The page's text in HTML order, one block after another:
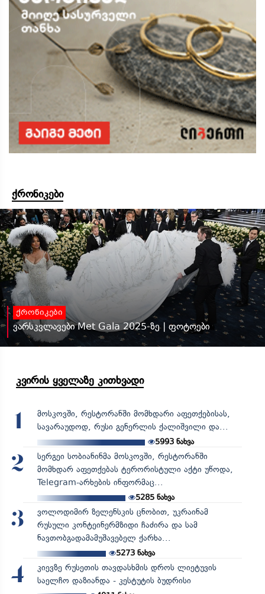
ქრონიკები
ქრონიკები
ვარსკვლავები Met Gala 2025-ზე | ფოტოები
კვირის ყველაზე კითხვადი
1
მოსკოვში, რესტორანში მომხდარი აფეთქებისას,
სავარაუდოდ, რუსი გენერლის ქალიშვილი და...
5993 ნახვა
2
სერგეი სობიანინმა მოსკოვში, რესტორანში
მომხდარ აფეთქებას ტერორისტული აქტი უწოდა,
Telegram-არხების ინფორმაც...
5285ნახვა
3
ვოლოდიმირ ზელენსკის ცნობით, უკრაინამ
რუსული კონტეინერმზიდი ჩაძირა და სამ
ნავთობგადამამუშავებელ ქარხა...
5273ნახვა
4
კიევზე რუსეთის თავდასხმის დროს ლიეტუვის
საელჩო დაზიანდა - კესტუტის ბუდრისი